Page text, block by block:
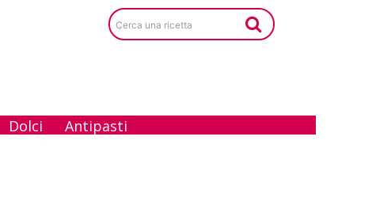
Cerca una ricetta
Dolci Antipasti